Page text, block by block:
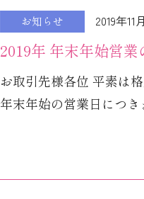
お知らせ 2019年11
2019年 年末年始営業
お取引先様各位 平素は
年末年始の営業日につき